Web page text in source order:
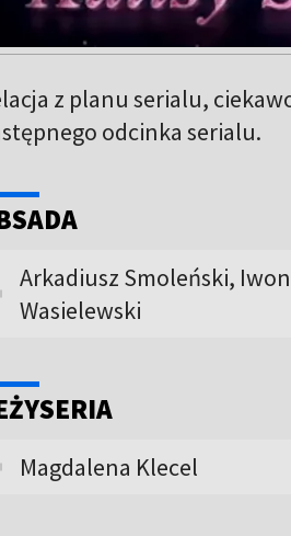
z planu serialu,
odcinka serialu.
Arkadiusz Smoleński,
Wasielewski
Magdalena Klecel